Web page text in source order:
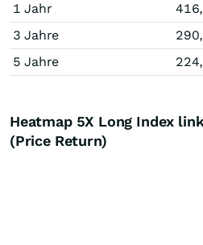
1 Jahr
3 Jahre
5 Jahre
Heatmap 5X Long Index
(Price Return)